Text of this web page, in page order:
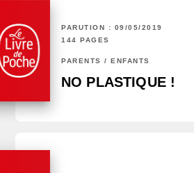
PARUTION : 09/05/2019
144 PAGES
PARENTS / ENFANTS
NO PLASTIQUE !